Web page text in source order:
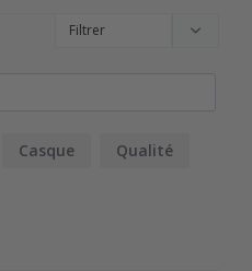
Casque Qualité